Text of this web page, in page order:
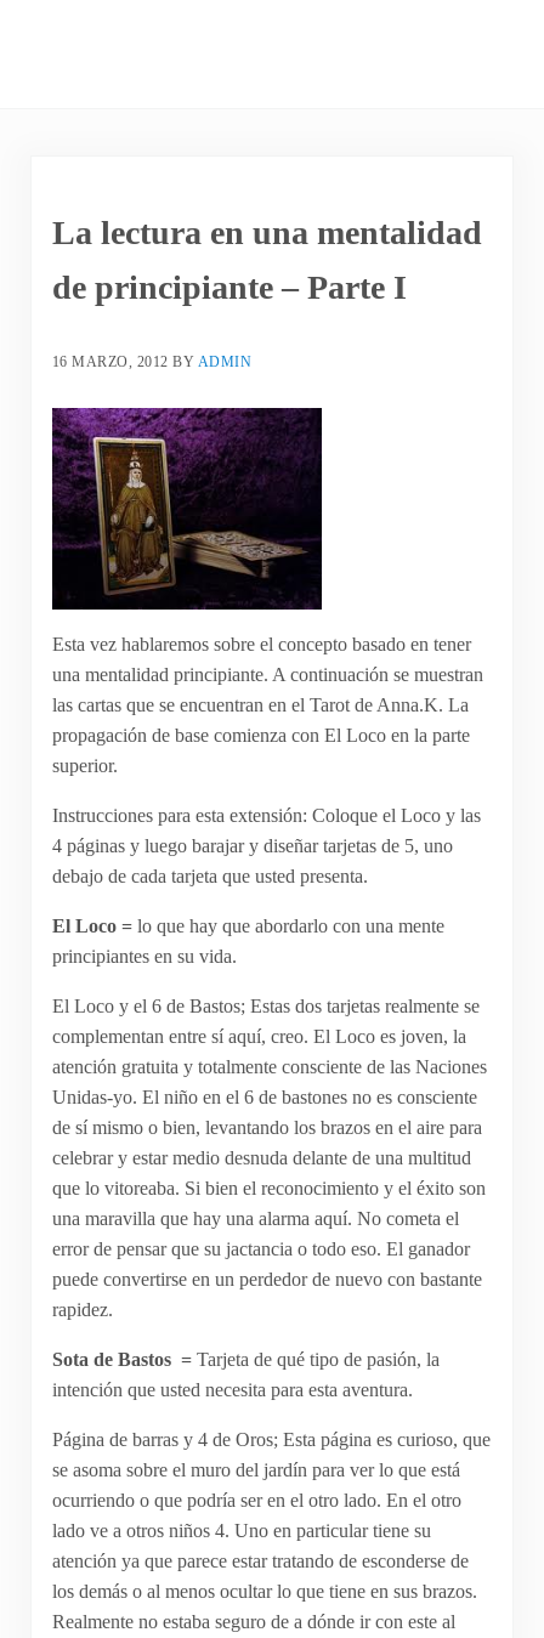
La lectura en una mentalidad
de principiante – Parte I
16 MARZO, 2012 BY ADMIN
Esta vez hablaremos sobre el concepto basado en tener
una mentalidad principiante. A continuación se muestran
las cartas que se encuentran en el Tarot de Anna.K. La
propagación de base comienza con El Loco en la parte
superior.
Instrucciones para esta extensión: Coloque el Loco y las
4 páginas y luego barajar y diseñar tarjetas de 5, uno
debajo de cada tarjeta que usted presenta.
El Loco =lo que hay que abordarlo con una mente
principiantes en su vida.
El Loco y el 6 de Bastos; Estas dos tarjetas realmente se
complementan entre sí aquí, creo. El Loco es joven, la
atención gratuita y totalmente consciente de las Naciones
Unidas-yo. El niño en el 6 de bastones no es consciente
de sí mismo o bien, levantando los brazos en el aire para
celebrar y estar medio desnuda delante de una multitud
que lo vitoreaba. Si bien el reconocimiento y el éxito son
una maravilla que hay una alarma aquí. No cometa el
error de pensar que su jactancia o todo eso. El ganador
puede convertirse en un perdedor de nuevo con bastante
rapidez.
Sota de Bastos =Tarjeta de qué tipo de pasión, la
intención que usted necesita para esta aventura.
Página de barras y 4 de Oros; Esta página es curioso, que
se asoma sobre el muro del jardín para ver lo que está
ocurriendo o que podría ser en el otro lado. En el otro
lado ve a otros niños 4. Uno en particular tiene su
atención ya que parece estar tratando de esconderse de
los demás o al menos ocultar lo que tiene en sus brazos.
Realmente no estaba seguro de a dónde ir con este al